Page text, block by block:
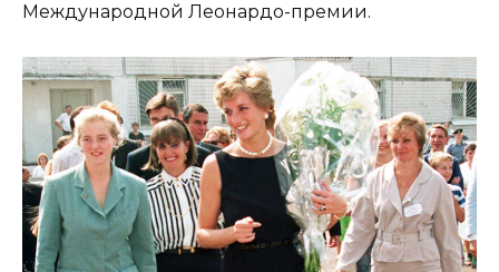
Международной Леонардо-премии.